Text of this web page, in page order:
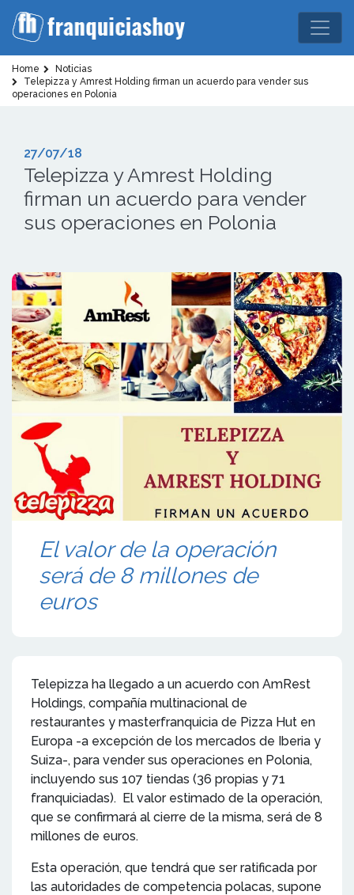
Home
Noticias
Telepizza y Amrest Holding firman un acuerdo para vender sus
operaciones en Polonia
27/07/18
Telepizza y Amrest Holding
firman un acuerdo para vender
sus operaciones en Polonia
El valor de la operación
será de 8 millones de
euros
Telepizza ha llegado a un acuerdo con AmRest
Holdings, compañía multinacional de
restaurantes y masterfranquicia de Pizza Hut en
Europa -a excepción de los mercados de Iberia y
Suiza-, para vender sus operaciones en Polonia,
incluyendo sus 107 tiendas (36 propias y 71
franquiciadas). El valor estimado de la operación,
que se confirmará al cierre de la misma, será de 8
millones de euros.
Esta operación, que tendrá que ser ratificada por
las autoridades de competencia polacas, supone